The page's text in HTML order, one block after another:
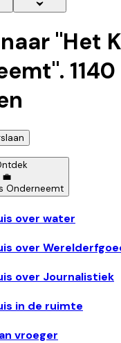
"Het
". 1140
💼
Onderneemt
over water
over
over Journalistiek
in de ruimte
vroeger